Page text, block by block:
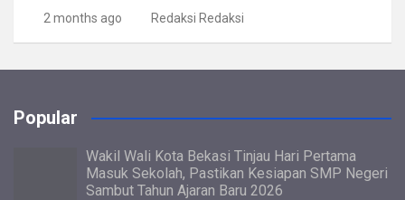
2 months ago Redaksi Redaksi
Popular
Wakil Wali Kota Bekasi Tinjau Hari Pertama
Masuk Sekolah, Pastikan Kesiapan SMP Negeri
Sambut Tahun Ajaran Baru 2026